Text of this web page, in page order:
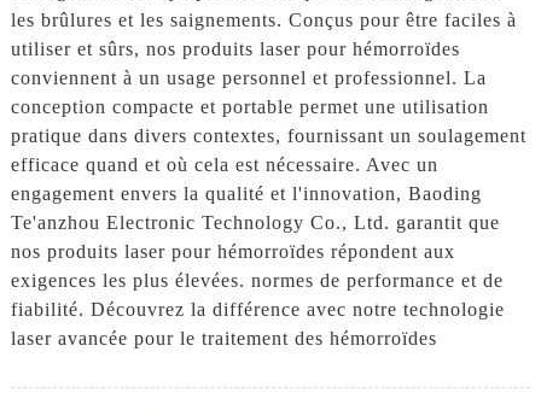
les brûlures et les saignements. Conçus pour être faciles à
utiliser et sûrs, nos produits laser pour hémorroïdes
conviennent à un usage personnel et professionnel. La
conception compacte et portable permet une utilisation
pratique dans divers contextes, fournissant un soulagement
efficace quand et où cela est nécessaire. Avec un
engagement envers la qualité et l'innovation, Baoding
Te'anzhou Electronic Technology Co., Ltd. garantit que
nos produits laser pour hémorroïdes répondent aux
exigences les plus élevées. normes de performance et de
fiabilité. Découvrez la différence avec notre technologie
laser avancée pour le traitement des hémorroïdes